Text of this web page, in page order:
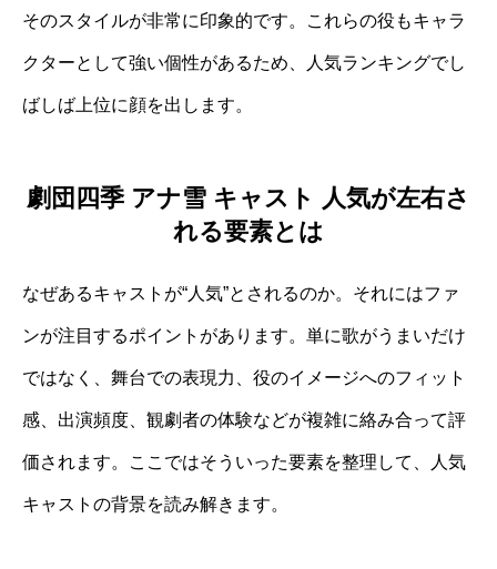
そのスタイルが非常に印象的です。これらの役もキャラ
クターとして強い個性があるため、人気ランキングでし
ばしば上位に顔を出します。
劇団四季 アナ雪 キャスト 人気が左右さ
れる要素とは
なぜあるキャストが“人気”とされるのか。それにはファ
ンが注目するポイントがあります。単に歌がうまいだけ
ではなく、舞台での表現力、役のイメージへのフィット
感、出演頻度、観劇者の体験などが複雑に絡み合って評
価されます。ここではそういった要素を整理して、人気
キャストの背景を読み解きます。